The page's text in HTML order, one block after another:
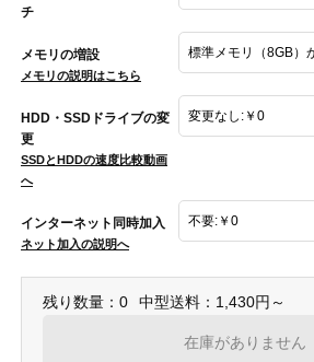
チ
メモリの増設
メモリの説明はこちら
HDD・SSDドライブの変
更
SSDとHDDの速度比較動画
へ
インターネット同時加入
ネット加入の説明へ
残り数量：0 中型送料：1,430円～
在庫がありません